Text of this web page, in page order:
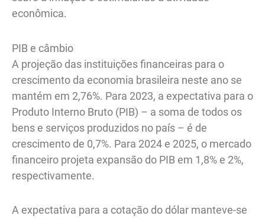
econômica.
PIB e câmbio
A projeção das instituições financeiras para o
crescimento da economia brasileira neste ano se
mantém em 2,76%. Para 2023, a expectativa para o
Produto Interno Bruto (PIB) – a soma de todos os
bens e serviços produzidos no país – é de
crescimento de 0,7%. Para 2024 e 2025, o mercado
financeiro projeta expansão do PIB em 1,8% e 2%,
respectivamente.
A expectativa para a cotação do dólar manteve-se